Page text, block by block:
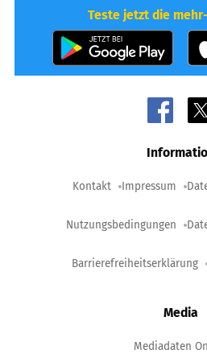
Teste jetzt die
Kontakt Impressum
Nutzungsbedingungen
Barrierefreiheitserklärung
Media
Mediadaten